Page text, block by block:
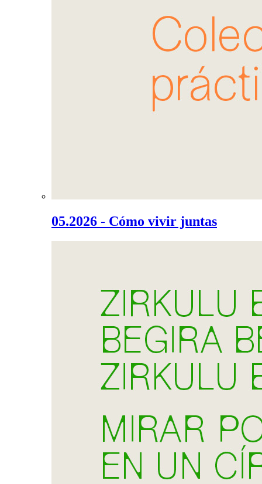
05.2026 - Cómo vivir juntas